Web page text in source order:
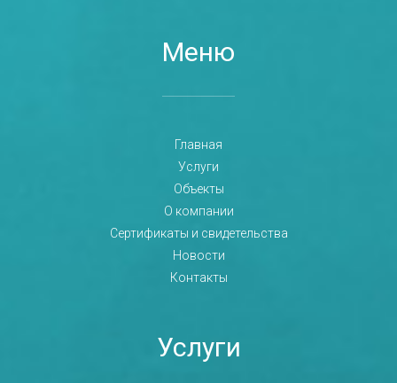
Меню
Главная
Услуги
Объекты
О компании
Сертификаты и свидетельства
Новости
Контакты
Услуги